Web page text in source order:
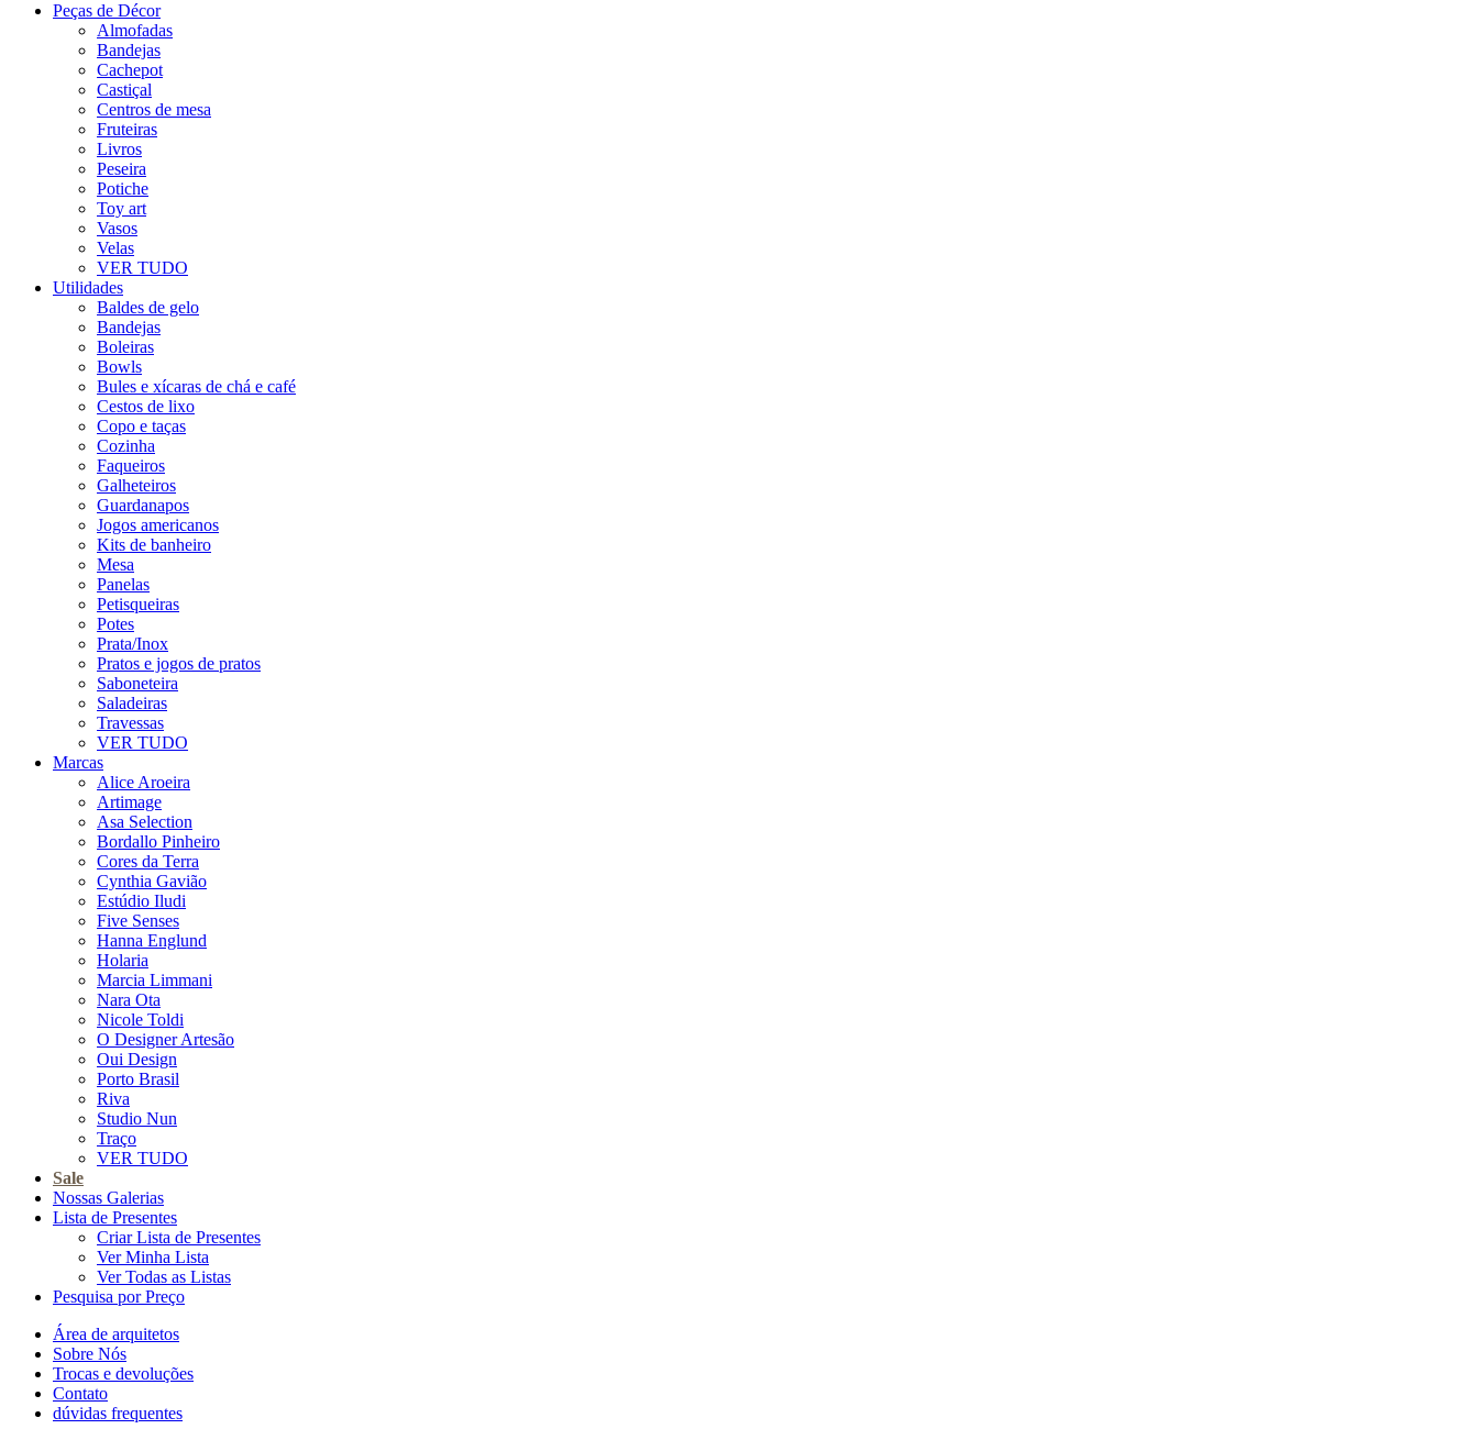
Peças de Décor
Almofadas
Bandejas
Cachepot
Castiçal
Centros de mesa
Fruteiras
Livros
Peseira
Potiche
Toy art
Vasos
Velas
VER TUDO
Utilidades
Baldes de gelo
Bandejas
Boleiras
Bowls
Bules e xícaras de chá e café
Cestos de lixo
Copo e taças
Cozinha
Faqueiros
Galheteiros
Guardanapos
Jogos americanos
Kits de banheiro
Mesa
Panelas
Petisqueiras
Potes
Prata/Inox
Pratos e jogos de pratos
Saboneteira
Saladeiras
Travessas
VER TUDO
Marcas
Alice Aroeira
Artimage
Asa Selection
Bordallo Pinheiro
Cores da Terra
Cynthia Gavião
Estúdio Iludi
Five Senses
Hanna Englund
Holaria
Marcia Limmani
Nara Ota
Nicole Toldi
O Designer Artesão
Oui Design
Porto Brasil
Riva
Studio Nun
Traço
VER TUDO
Sale
Nossas Galerias
Lista de Presentes
Criar Lista de Presentes
Ver Minha Lista
Ver Todas as Listas
Pesquisa por Preço
Área de arquitetos
Sobre Nós
Trocas e devoluções
Contato
dúvidas frequentes